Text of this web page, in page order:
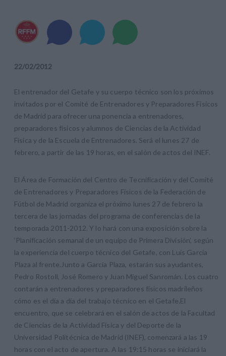
22/02/2012
El entrenador del Getafe y su cuerpo técnico son los próximos
invitados por el Comité de Entrenadores y Preparadores Físicos
de Madrid para ofrecer una ponencia a entrenadores,
preparadores físicos y alumnos de Ciencias de la Actividad
Física y de la Escuela de Entrenadores. Será el lunes 27 de
febrero, a partir de las 19 horas, en el salón de actos del INEF.
El Área de Formación del Centro de Tecnificación y del Comité
de Entrenadores y Preparadores Físicos de la Federación de
Fútbol de Madrid organiza el próximo lunes 27 de febrero la
tercera de las jornadas del programa de conferencias de la
temporada 2011-2012. Y lo hará con una exposición sobre la
‘Planificación semanal de un equipo de Primera División’, según
la experiencia del cuerpo técnico del Getafe, con Luis García
Plaza al frente.Junto a García Plaza, estarán sus ayudantes,
Pedro Rostoll, José Romero y Juan Miguel Sanromán. Los cuatro
contarán a entrenadores y preparadores físicos madrileños
cómo es el día a día del trabajo técnico en el Getafe.El
encuentro, que se celebrará en el salón de actos de la Facultad
de Ciencias de la Actividad Física y del Deporte de la
Universidad Politécnica de Madrid (INEF), comenzará a las 19
horas con el acto de apertura. A las 19:15 horas se iniciará la